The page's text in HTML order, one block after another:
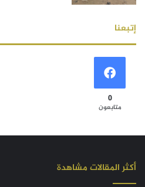
إتبعنا
0
متابعون
أكثر المقالات مشاهدة